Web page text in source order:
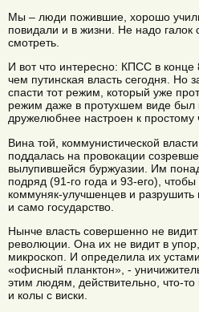
Мы – люди пожившие, хорошо
повидали и в жизни. Не надо галок
смотреть.
И вот что интересно: КПСС в конце
чем путинская власть сегодня. Но
спасти тот режим, который уже
режим даже в протухшем виде был
дружелюбнее настроен к
Вина той, коммунистической
поддалась на провокации
вылупившейся буржуазии. Им
подряд (91-го года и 93-его),
коммуняк-улучшенцев и разрушить
и само государство.
Нынче власть совершенно не
революции. Она их не видит в
микроскоп. И определила их
«офисный планктон», -
этим людям, действительно, что-
и колы с виски.